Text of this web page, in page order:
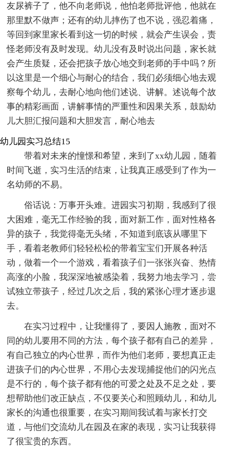
友尿裤子了，他不向老师说，他怕老师批评他，他就在
那里默不做声；还有的幼儿摔伤了也不说，强忍着痛，
等回到家里家长看到这一切的时候，就会产生误会，责
怪老师没有及时发现。幼儿没有及时说出问题，家长就
会产生质疑，还会把孩子放心地交到老师的手中吗？所
以这里是一个细心与耐心的结合，我们必须细心地去观
察每个幼儿，去耐心地向他们述说、讲解。述说每个故
事的精彩画面，讲解事情的严重性和因果关系，鼓励幼
儿大胆汇报问题和大胆发言，耐心地去
幼儿园实习总结15
带着对未来的憧憬和希望，来到了xx幼儿园，随着
时间飞逝，实习生活的结束，让我真正感受到了作为一
名幼师的不易。
俗话说：万事开头难。进园实习初期，我感到了很
大困难，毫无工作经验的我，面对新工作，面对性格各
异的孩子，我觉得毫无头绪，不知道到底该从哪里下
手，看着老教师们轻轻松松的带着宝宝们开展各种活
动，做着一个一个游戏，看着孩子们一张张兴奋、热情
高涨的小脸，我深深地被感染着，我努力地去学习，尝
试独立带孩子，经过几次之后，我的紧张心理才逐步退
去。
在实习过程中，让我懂得了，要因人施教，面对不
同的幼儿要用不同的方法，每个孩子都有自己的差异，
有自己独立的内心世界，而作为他们老师，要想真正走
进孩子们的内心世界，不用心去发现捕捉他们的闪光点
是不行的，每个孩子都有他的可爱之处及不足之处，要
想帮助他们改正缺点，不仅要关心和照顾幼儿，和幼儿
家长的沟通也很重要，在实习期间我试着与家长打交
道，与他们交流幼儿在园及在家的表现，实习让我获得
了很宝贵的东西。